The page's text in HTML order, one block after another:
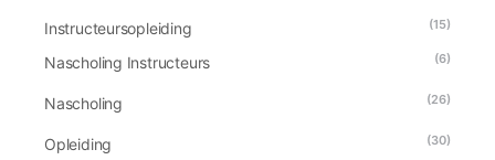
Instructeursopleiding (15)
Nascholing Instructeurs (6)
Nascholing (26)
Opleiding (30)